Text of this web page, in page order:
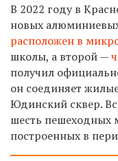
В 2022 году в
новых
расположен в
школы, а второй —
получил
он соединяет
Юдинский сквер.
шесть пешеходных
построенных в